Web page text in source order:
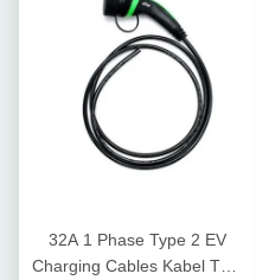
32A 1 Phase Type 2 EV
Charging Cables Kabel TPU